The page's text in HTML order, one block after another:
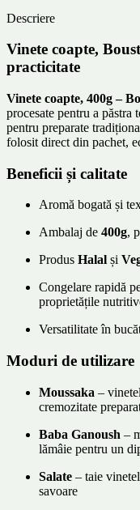
Descriere
Vinete coapte,
practicitate
Vinete coapte, 400g –
procesate pentru a păstra
pentru preparate
folosit direct din pachet,
Beneficii și calitate
Aromă bogată și
Ambalaj de 400g,
Produs Halal și
Congelare rapidă
proprietățile
Versatilitate în
Moduri de utilizare ️
Moussaka –
cremozitate
Baba Ganoush –
lămâie pentru un
Salate – taie
savoare